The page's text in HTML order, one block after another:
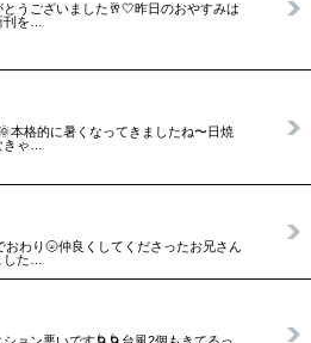
うございました🥂🤍昨日のおやすみは
刊を…
本格的に暑くなってきましたね〜日焼
きゃ…
おわり🌝仲良くしてくださったお兄さん
した…